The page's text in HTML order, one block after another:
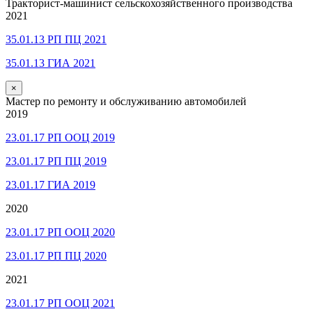
Тракторист-машинист сельскохозяйственного производства
2021
35.01.13 РП ПЦ 2021
35.01.13 ГИА 2021
×
Мастер по ремонту и обслуживанию автомобилей
2019
23.01.17 РП ООЦ 2019
23.01.17 РП ПЦ 2019
23.01.17 ГИА 2019
2020
23.01.17 РП ООЦ 2020
23.01.17 РП ПЦ 2020
2021
23.01.17 РП ООЦ 2021